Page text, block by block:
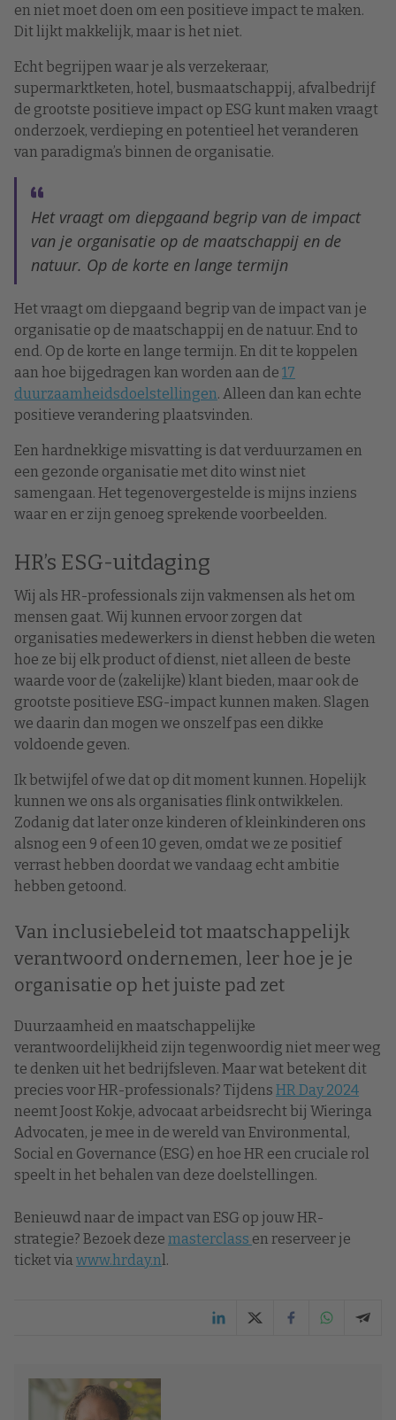
en niet moet doen om een positieve impact te maken.
Dit lijkt makkelijk, maar is het niet.
Echt begrijpen waar je als verzekeraar,
supermarktketen, hotel, busmaatschappij, afvalbedrijf
de grootste positieve impact op ESG kunt maken vraagt
onderzoek, verdieping en potentieel het veranderen
van paradigma’s binnen de organisatie.
Het vraagt om diepgaand begrip van de impact
van je organisatie op de maatschappij en de
natuur. Op de korte en lange termijn
Het vraagt om diepgaand begrip van de impact van je
organisatie op de maatschappij en de natuur. End to
end. Op de korte en lange termijn. En dit te koppelen
aan hoe bijgedragen kan worden aan de 17
duurzaamheidsdoelstellingen. Alleen dan kan echte
positieve verandering plaatsvinden.
Een hardnekkige misvatting is dat verduurzamen en
een gezonde organisatie met dito winst niet
samengaan. Het tegenovergestelde is mijns inziens
waar en er zijn genoeg sprekende voorbeelden.
HR’s ESG-uitdaging
Wij als HR-professionals zijn vakmensen als het om
mensen gaat. Wij kunnen ervoor zorgen dat
organisaties medewerkers in dienst hebben die weten
hoe ze bij elk product of dienst, niet alleen de beste
waarde voor de (zakelijke) klant bieden, maar ook de
grootste positieve ESG-impact kunnen maken. Slagen
we daarin dan mogen we onszelf pas een dikke
voldoende geven.
Ik betwijfel of we dat op dit moment kunnen. Hopelijk
kunnen we ons als organisaties flink ontwikkelen.
Zodanig dat later onze kinderen of kleinkinderen ons
alsnog een 9 of een 10 geven, omdat we ze positief
verrast hebben doordat we vandaag echt ambitie
hebben getoond.
Van inclusiebeleid tot maatschappelijk
verantwoord ondernemen, leer hoe je je
organisatie op het juiste pad zet
Duurzaamheid en maatschappelijke
verantwoordelijkheid zijn tegenwoordig niet meer weg
te denken uit het bedrijfsleven. Maar wat betekent dit
precies voor HR-professionals? Tijdens HR Day 2024
neemt Joost Kokje, advocaat arbeidsrecht bij Wieringa
Advocaten, je mee in de wereld van Environmental,
Social en Governance (ESG) en hoe HR een cruciale rol
speelt in het behalen van deze doelstellingen.
Benieuwd naar de impact van ESG op jouw HR-
strategie? Bezoek deze masterclass en reserveer je
ticket via www.hrday.nl.